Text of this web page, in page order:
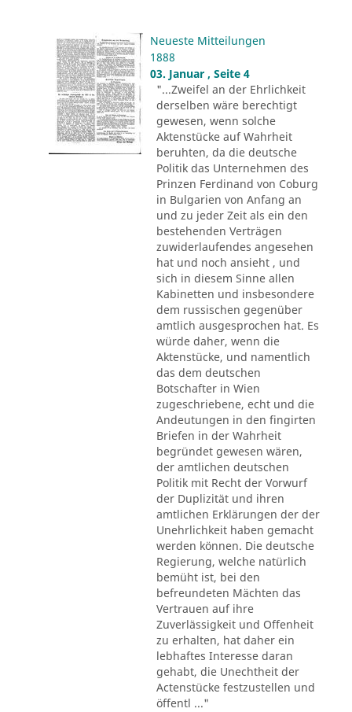
Neueste Mitteilungen
1888
03. Januar , Seite 4
"...Zweifel an der Ehrlichkeit
derselben wäre berechtigt
gewesen, wenn solche
Aktenstücke auf Wahrheit
beruhten, da die deutsche
Politik das Unternehmen des
Prinzen Ferdinand von Coburg
in Bulgarien von Anfang an
und zu jeder Zeit als ein den
bestehenden Verträgen
zuwiderlaufendes angesehen
hat und noch ansieht , und
sich in diesem Sinne allen
Kabinetten und insbesondere
dem russischen gegenüber
amtlich ausgesprochen hat. Es
würde daher, wenn die
Aktenstücke, und namentlich
das dem deutschen
Botschafter in Wien
zugeschriebene, echt und die
Andeutungen in den fingirten
Briefen in der Wahrheit
begründet gewesen wären,
der amtlichen deutschen
Politik mit Recht der Vorwurf
der Duplizität und ihren
amtlichen Erklärungen der der
Unehrlichkeit haben gemacht
werden können. Die deutsche
Regierung, welche natürlich
bemüht ist, bei den
befreundeten Mächten das
Vertrauen auf ihre
Zuverlässigkeit und Offenheit
zu erhalten, hat daher ein
lebhaftes Interesse daran
gehabt, die Unechtheit der
Actenstücke festzustellen und
öffentl ..."